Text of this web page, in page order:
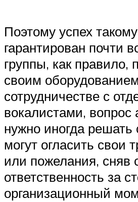
Поэтому успех
гарантирован почти
группы, как правило,
своим
сотрудничестве с
вокалистами, вопрос
нужно иногда решать
могут огласить свои
или пожелания, сняв
ответственность за
организационный